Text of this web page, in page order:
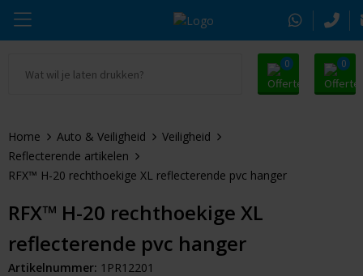
0 0
Drinkwaren
Kleding & Textiel
Tassen & Reizen
Elektronica & Gadgets
Alle promosnoepje
Zomer
Pasen
Kerst
Eindejaarsgeschenken
Thule
Moleskine
Alle merken
Home Auto & Veiligheid
Veiligheid
Reflecterende artikelen
RFX™ H-20 rechthoekige XL reflecterende pvc hanger
RFX™ H-20 rechthoekige XL
reflecterende pvc hanger
Artikelnummer: 1PR12201